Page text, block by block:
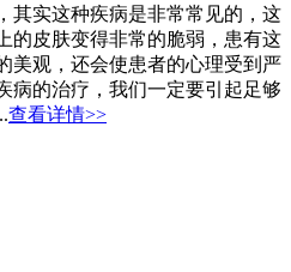
其实这种疾病是非常常见的，这
的皮肤变得非常的脆弱，患有这
美观，还会使患者的心理受到严
病的治疗，我们一定要引起足够
查看详情>>